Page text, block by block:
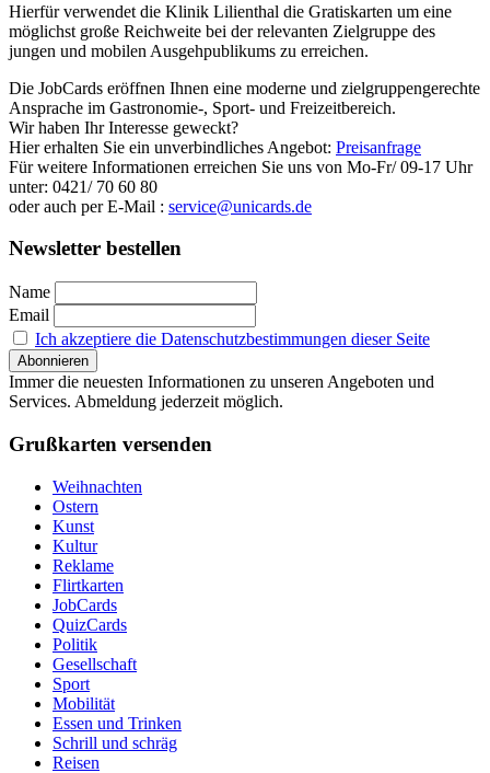
Hierfür verwendet die Klinik Lilienthal die Gratiskarten um eine
möglichst große Reichweite bei der relevanten Zielgruppe des
jungen und mobilen Ausgehpublikums zu erreichen.
Die JobCards eröffnen Ihnen eine moderne und zielgruppengerechte
Ansprache im Gastronomie-, Sport- und Freizeitbereich.
Wir haben Ihr Interesse geweckt?
Hier erhalten Sie ein unverbindliches Angebot: Preisanfrage
Für weitere Informationen erreichen Sie uns von Mo-Fr/ 09-17 Uhr
unter: 0421/ 70 60 80
oder auch per E-Mail : service@unicards.de
Newsletter bestellen
Name
Email
Ich akzeptiere die Datenschutzbestimmungen dieser Seite
Immer die neuesten Informationen zu unseren Angeboten und
Services. Abmeldung jederzeit möglich.
Grußkarten versenden
Weihnachten
Ostern
Kunst
Kultur
Reklame
Flirtkarten
JobCards
QuizCards
Politik
Gesellschaft
Sport
Mobilität
Essen und Trinken
Schrill und schräg
Reisen